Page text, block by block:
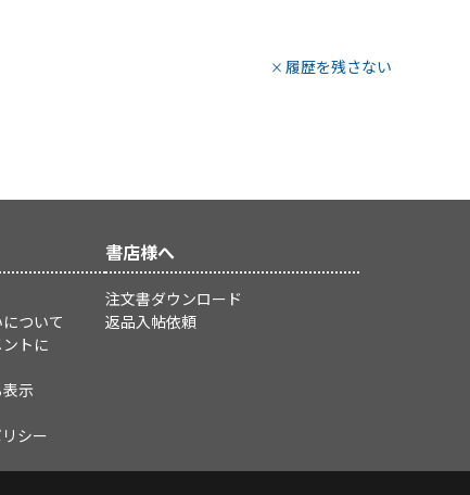
履歴を残さない
ついて
トに
示
シー
書店様へ
注文書ダウンロード
返品入帖依頼